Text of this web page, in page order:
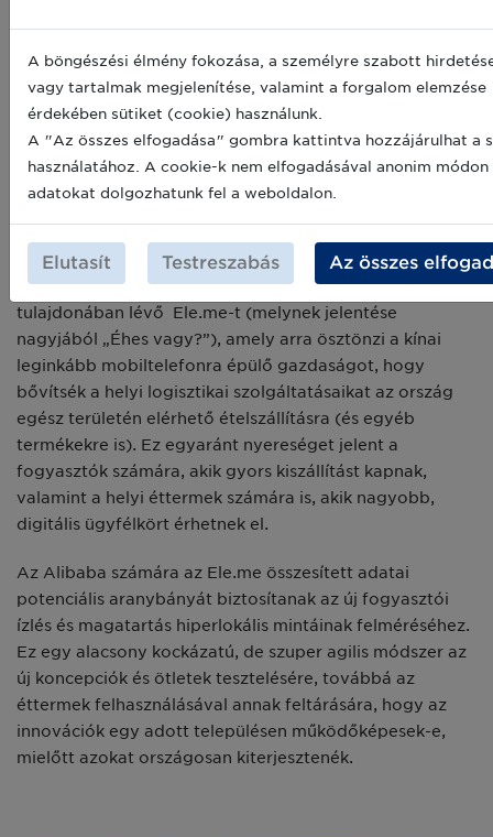
társaság egy olyan felhőalapú platformot hozott létre,
amely szabályozza és folyamatosan fejleszti saját
magát, lehetővé téve ezáltal, hogy minden növény
jobban fejlődjön, mint korábban. Ez a megoldás
újjáteremti a termesztési feltételeket a világ bármely
részén, olyan növényeket is elérhetővé téve, amelyek
korábban túl ritkák és érzékenyek voltak, illetve túl
A hiperlokális hálózatok új lehetőségeket kínálnak az
erőteljesebb innovációk számára is. Vegyük az Alibaba
tulajdonában lévő Ele.me-t (melynek jelentése
nagyjából „Éhes vagy?”), amely arra ösztönzi a kínai
leginkább mobiltelefonra épülő gazdaságot, hogy
bővítsék a helyi logisztikai szolgáltatásaikat az ország
egész területén elérhető ételszállításra (és egyéb
termékekre is). Ez egyaránt nyereséget jelent a
fogyasztók számára, akik gyors kiszállítást kapnak,
valamint a helyi éttermek számára is, akik nagyobb,
digitális ügyfélkört érhetnek el.
Az Alibaba számára az Ele.me összesített adatai
potenciális aranybányát biztosítanak az új fogyasztói
ízlés és magatartás hiperlokális mintáinak felméréséhez.
Ez egy alacsony kockázatú, de szuper agilis módszer az
új koncepciók és ötletek tesztelésére, továbbá az
éttermek felhasználásával annak feltárására, hogy az
innovációk egy adott településen működőképesek-e,
mielőtt azokat országosan kiterjesztenék.
A böngészési élmény fokozása, a személyre szabott
vagy tartalmak megjelenítése, valamint a forgalom elemzése
érdekében sütiket (cookie) használunk.
A "Az összes elfogadása" gombra kattintva hozzájárulhat a
használatához. A cookie-k nem elfogadásával anonim módon
adatokat dolgozhatunk fel a weboldalon.
Elutasít Testreszabás Az összes